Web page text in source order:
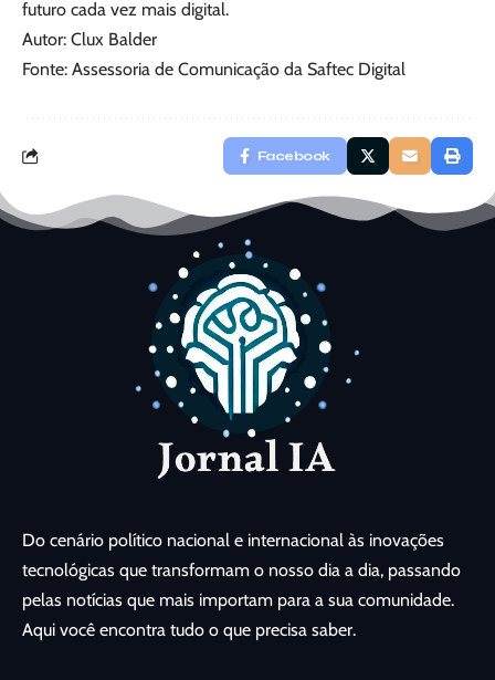
futuro cada vez mais digital.
Autor: Clux Balder
Fonte: Assessoria de Comunicação da Saftec Digital
Facebook
Do cenário político nacional e internacional às inovações
tecnológicas que transformam o nosso dia a dia, passando
pelas notícias que mais importam para a sua comunidade.
Aqui você encontra tudo o que precisa saber.